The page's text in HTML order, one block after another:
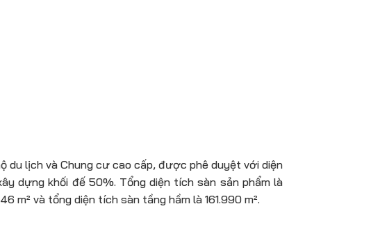
du lịch và Chung cư cao cấp, được phê duyệt với diện
dựng khối đế 50%. Tổng diện tích sàn sản phẩm là
m² và tổng diện tích sàn tầng hầm là 161.990 m².